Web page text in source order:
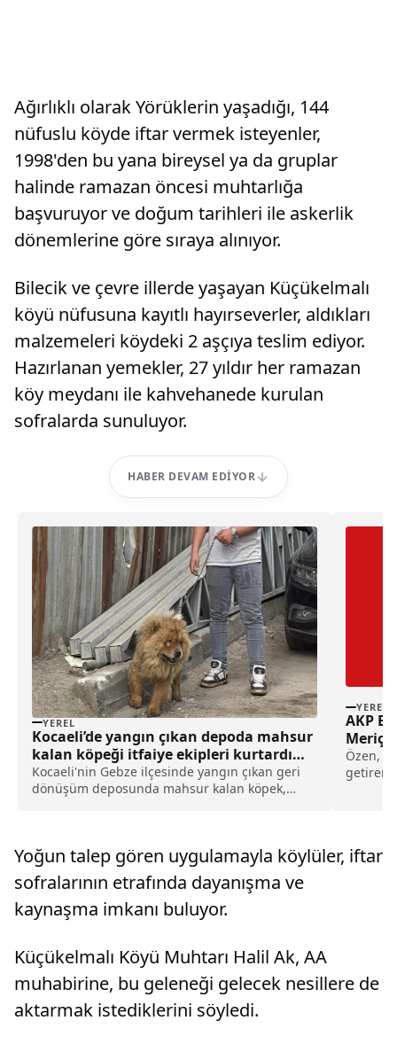
Ağırlıklı olarak Yörüklerin yaşadığı, 144
nüfuslu köyde iftar vermek isteyenler,
1998'den bu yana bireysel ya da gruplar
halinde ramazan öncesi muhtarlığa
başvuruyor ve doğum tarihleri ile askerlik
dönemlerine göre sıraya alınıyor.
Bilecik ve çevre illerde yaşayan Küçükelmalı
köyü nüfusuna kayıtlı hayırseverler, aldıkları
malzemeleri köydeki 2 aşçıya teslim ediyor.
Hazırlanan yemekler, 27 yıldır her ramazan
köy meydanı ile kahvehanede kurulan
sofralarda sunuluyor.
HABER DEVAM EDIYOR
YEREL
Kocaeli’de yangın çıkan depoda mahsur
kalan köpeği itfaiye ekipleri kurtardı
haberi
Kocaeli'nin Gebze ilçesinde yangın çıkan geri
dönüşüm deposunda mahsur kalan köpek,
çıktı.İhbar üzerine...
YEREL
AKP
Meriç
Özen,
Yoğun talep gören uygulamayla köylüler, iftar
sofralarının etrafında dayanışma ve
kaynaşma imkanı buluyor.
Küçükelmalı Köyü Muhtarı Halil Ak, AA
muhabirine, bu geleneği gelecek nesillere de
aktarmak istediklerini söyledi.